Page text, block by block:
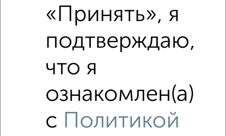
Похожие предложения рядом
«Принять», я
подтверждаю,
что я
ознакомлен(а)
с Политикой